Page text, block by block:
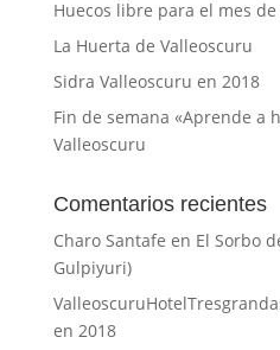
Huecos libre para el mes de
La Huerta de Valleoscuru
Sidra Valleoscuru en 2018
Fin de semana «Aprende a
Valleoscuru
Comentarios recientes
Charo Santafe en El Sorbo
Gulpiyuri)
en 2018